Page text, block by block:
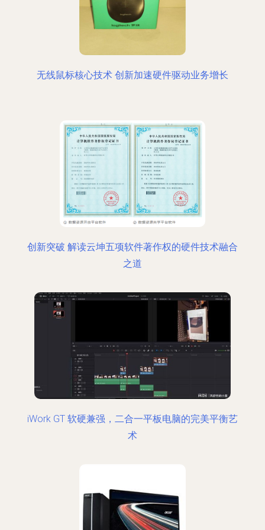
无线鼠标核心技术 创新加速硬件驱动业务增长
创新突破 解读云坤五项软件著作权的硬件技术融合
之道
iWork GT 软硬兼强，二合一平板电脑的完美平衡艺
术